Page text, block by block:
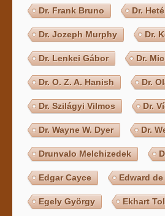
Dr. Frank Bruno Dr.
Dr. Jozeph Murphy Dr.
Dr. Lenkei Gábor Dr.
Dr. O. Z. A. Hanish Dr.
Dr. Szilágyi Vilmos Dr.
Dr. Wayne W. Dyer Dr.
Drunvalo Melchizedek
Edgar Cayce Edward
Egely György Ekhart